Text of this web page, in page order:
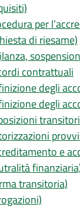
per
di riesame)
contrattuali
degli
degli
e
transitoria)